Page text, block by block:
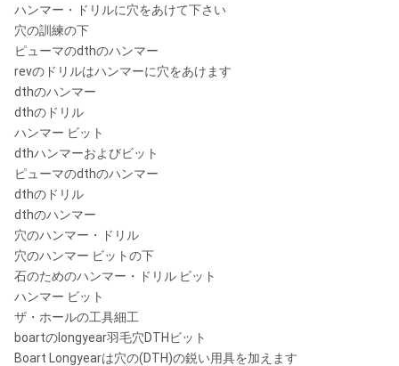
ハンマー・ドリルに穴をあけて下さい
穴の訓練の下
ピューマのdthのハンマー
revのドリルはハンマーに穴をあけます
dthのハンマー
dthのドリル
ハンマー ビット
dthハンマーおよびビット
ピューマのdthのハンマー
dthのドリル
dthのハンマー
穴のハンマー・ドリル
穴のハンマー ビットの下
石のためのハンマー・ドリル ビット
ハンマー ビット
ザ・ホールの工具細工
boartのlongyear羽毛穴DTHビット
Boart Longyearは穴の(DTH)の鋭い用具を加えます